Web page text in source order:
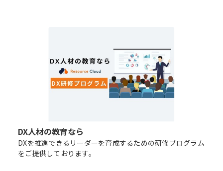
DX人材の教育なら
DXを推進できるリーダーを育成するための研修プログラム
をご提供しております。